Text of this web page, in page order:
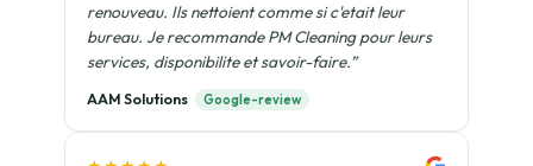
renouveau. Ils nettoient comme si c'etait leur
bureau. Je recommande PM Cleaning pour leurs
services, disponibilite et savoir-faire.”
AAM Solutions Google-review